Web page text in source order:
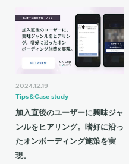
2024.12.19
Tips＆Case study
加入直後のユーザーに興味ジャ
ンルをヒアリング。嗜好に沿っ
たオンボーディング施策を実
現。